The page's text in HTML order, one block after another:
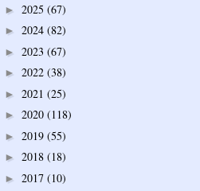
► 2025 (67)
► 2024 (82)
► 2023 (67)
► 2022 (38)
► 2021 (25)
► 2020 (118)
► 2019 (55)
► 2018 (18)
► 2017 (10)